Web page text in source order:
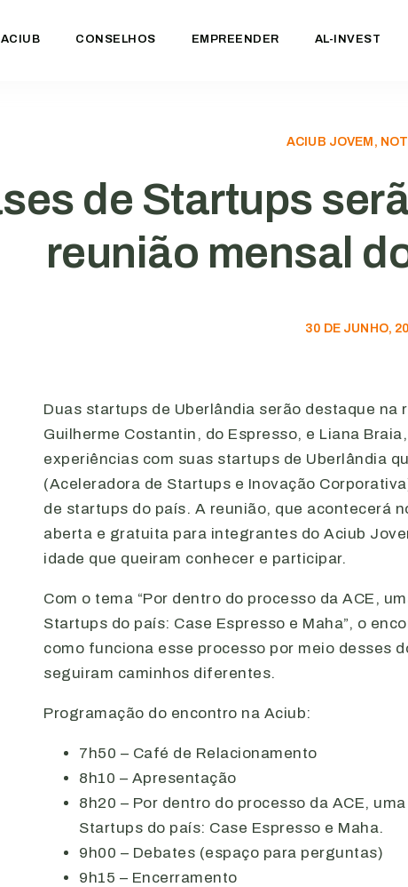
ACIUB CONSELHOS EMPREENDER AL-INVEST
ACIUB JOVEM,
de Startups
reunião mensal
30 DE JUNHO,
Duas startups de Uberlândia serão destaque na
Guilherme Costantin, do Espresso, e Liana
experiências com suas startups de Uberlândia
(Aceleradora de Startups e Inovação
de startups do país. A reunião, que acontecerá
aberta e gratuita para integrantes do Aciub
idade que queiram conhecer e participar.
Com o tema “Por dentro do processo da ACE,
Startups do país: Case Espresso e Maha”, o
como funciona esse processo por meio desses
seguiram caminhos diferentes.
Programação do encontro na Aciub:
7h50 – Café de Relacionamento
8h10 – Apresentação
8h20 – Por dentro do processo da ACE,
Startups do país: Case Espresso e Maha.
9h00 – Debates (espaço para perguntas)
9h15 – Encerramento